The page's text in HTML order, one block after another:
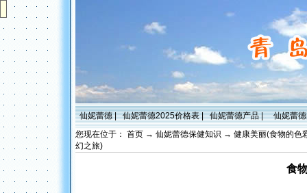
仙妮蕾德|仙妮蕾德2025价格表|仙妮蕾德产品|仙妮蕾德
您现在位于： 首页 → 仙妮蕾德保健知识 → 健康美丽(食物的色
幻之旅)
食